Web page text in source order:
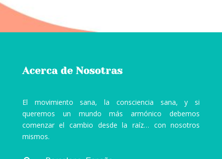
Acerca de Nosotras
El movimiento sana, la consciencia sana, y si
queremos un mundo más armónico debemos
comenzar el cambio desde la raíz… con nosotros
mismos.